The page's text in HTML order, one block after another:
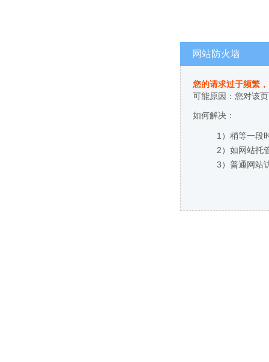
网站防火墙
您的请求过于频繁
可能原因：您对该
如何解决：
1）稍等一段
2）如网站托
3）普通网站